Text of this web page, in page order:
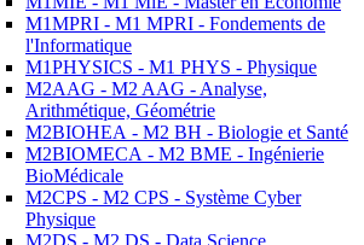
M1MPRI - M1 MPRI - Fondements de
l'Informatique
M1PHYSICS - M1 PHYS - Physique
M2AAG - M2 AAG - Analyse,
Arithmétique, Géométrie
M2BIOHEA - M2 BH - Biologie et Santé
M2BIOMECA - M2 BME - Ingénierie
BioMédicale
M2CPS - M2 CPS - Système Cyber
Physique
M2DS - M2 DS - Data Science